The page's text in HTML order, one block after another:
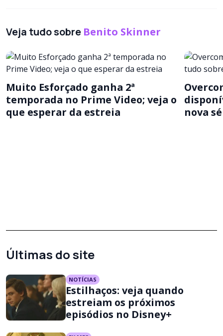
Veja tudo sobre Benito Skinner
Muito Esforçado ganha 2ª
temporada no Prime Video; veja o
que esperar da estreia
nova
Últimas do site
NOTÍCIAS
Estilhaços: veja quando
estreiam os próximos
episódios no Disney+